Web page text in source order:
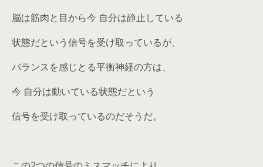
脳は筋肉と目から今 自分は静止している
状態だという信号を受け取っているが、
バランスを感じとる平衡神経の方は、
今 自分は動いている状態だという
信号を受け取っているのだそうだ。